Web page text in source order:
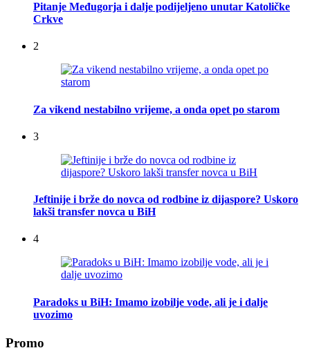
Pitanje Međugorja i dalje podijeljeno unutar Katoličke
Crkve
2
Za vikend nestabilno vrijeme, a onda opet po starom
3
Jeftinije i brže do novca od rodbine iz dijaspore? Uskoro
lakši transfer novca u BiH
4
Paradoks u BiH: Imamo izobilje vode, ali je i dalje
uvozimo
Promo